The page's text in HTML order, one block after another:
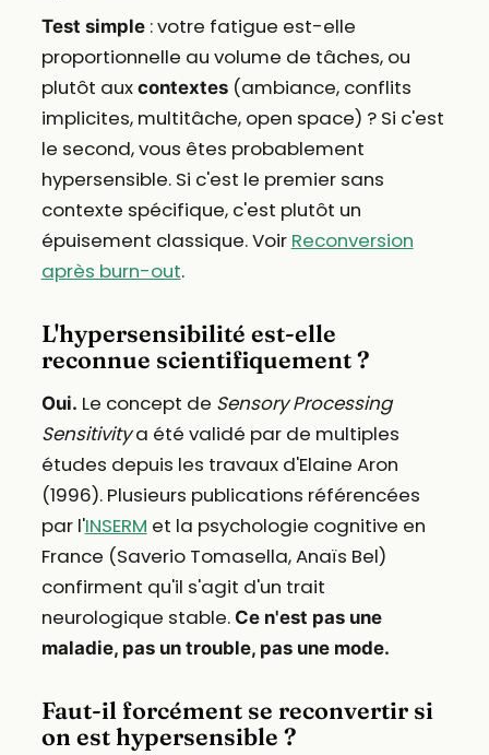
Test simple: votre fatigue est-elle
proportionnelle au volume de tâches, ou
plutôt aux contextes(ambiance, conflits
implicites, multitâche, open space) ? Si c'est
le second, vous êtes probablement
hypersensible. Si c'est le premier sans
contexte spécifique, c'est plutôt un
épuisement classique. Voir Reconversion
après burn-out.
L'hypersensibilité est-elle
reconnue scientifiquement ?
Oui. Le concept de Sensory Processing
Sensitivitya été validé par de multiples
études depuis les travaux d'Elaine Aron
(1996). Plusieurs publications référencées
par l'INSERM et la psychologie cognitive en
France (Saverio Tomasella, Anaïs Bel)
confirment qu'il s'agit d'un trait
neurologique stable. Ce n'est pas une
maladie, pas un trouble, pas une mode.
Faut-il forcément se reconvertir si
on est hypersensible ?